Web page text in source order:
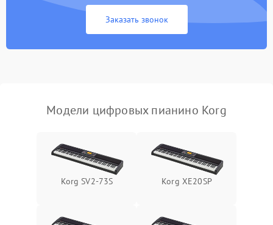
Заказать звонок
Модели цифровых пианино Korg
Korg SV2-73S Korg XE20SP